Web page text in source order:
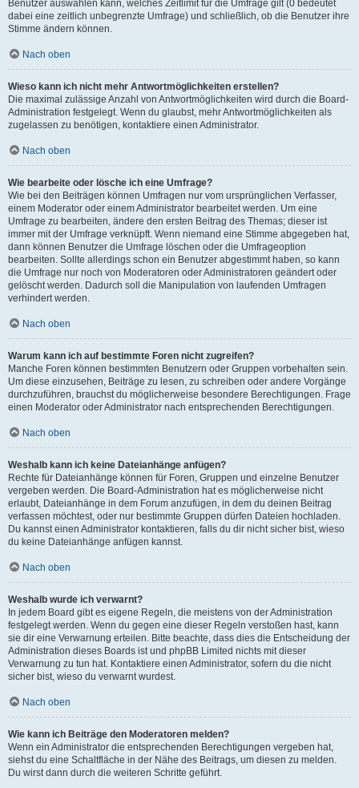
Benutzer auswählen kann, welches Zeitlimit für die Umfrage gilt (0 bedeutet
dabei eine zeitlich unbegrenzte Umfrage) und schließlich, ob die Benutzer ihre
Stimme ändern können.
Nach oben
Wieso kann ich nicht mehr Antwortmöglichkeiten erstellen?
Die maximal zulässige Anzahl von Antwortmöglichkeiten wird durch die Board-
Administration festgelegt. Wenn du glaubst, mehr Antwortmöglichkeiten als
zugelassen zu benötigen, kontaktiere einen Administrator.
Nach oben
Wie bearbeite oder lösche ich eine Umfrage?
Wie bei den Beiträgen können Umfragen nur vom ursprünglichen Verfasser,
einem Moderator oder einem Administrator bearbeitet werden. Um eine
Umfrage zu bearbeiten, ändere den ersten Beitrag des Themas; dieser ist
immer mit der Umfrage verknüpft. Wenn niemand eine Stimme abgegeben hat,
dann können Benutzer die Umfrage löschen oder die Umfrageoption
bearbeiten. Sollte allerdings schon ein Benutzer abgestimmt haben, so kann
die Umfrage nur noch von Moderatoren oder Administratoren geändert oder
gelöscht werden. Dadurch soll die Manipulation von laufenden Umfragen
verhindert werden.
Nach oben
Warum kann ich auf bestimmte Foren nicht zugreifen?
Manche Foren können bestimmten Benutzern oder Gruppen vorbehalten sein.
Um diese einzusehen, Beiträge zu lesen, zu schreiben oder andere Vorgänge
durchzuführen, brauchst du möglicherweise besondere Berechtigungen. Frage
einen Moderator oder Administrator nach entsprechenden Berechtigungen.
Nach oben
Weshalb kann ich keine Dateianhänge anfügen?
Rechte für Dateianhänge können für Foren, Gruppen und einzelne Benutzer
vergeben werden. Die Board-Administration hat es möglicherweise nicht
erlaubt, Dateianhänge in dem Forum anzufügen, in dem du deinen Beitrag
verfassen möchtest, oder nur bestimmte Gruppen dürfen Dateien hochladen.
Du kannst einen Administrator kontaktieren, falls du dir nicht sicher bist, wieso
du keine Dateianhänge anfügen kannst.
Nach oben
Weshalb wurde ich verwarnt?
In jedem Board gibt es eigene Regeln, die meistens von der Administration
festgelegt werden. Wenn du gegen eine dieser Regeln verstoßen hast, kann
sie dir eine Verwarnung erteilen. Bitte beachte, dass dies die Entscheidung der
Administration dieses Boards ist und phpBB Limited nichts mit dieser
Verwarnung zu tun hat. Kontaktiere einen Administrator, sofern du die nicht
sicher bist, wieso du verwarnt wurdest.
Nach oben
Wie kann ich Beiträge den Moderatoren melden?
Wenn ein Administrator die entsprechenden Berechtigungen vergeben hat,
siehst du eine Schaltfläche in der Nähe des Beitrags, um diesen zu melden.
Du wirst dann durch die weiteren Schritte geführt.